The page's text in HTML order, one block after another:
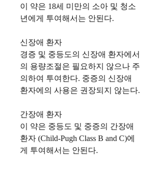
이
약은 18세 미만의 소아 및 청소
년에게 투여해서는 안된다.
신장애 환자
경증 및 중등도의 신장애 환자에서
의 용량조절은 필요하지 않으나 주
의하여 투여한다. 중증의 신장애
환자에의 사용은 권장되지 않는다.
간장애 환자
이
약은 중등도 및 중증의 간장애
환자 (Child-Pugh Class B and C)에
게 투여해서는 안된다.